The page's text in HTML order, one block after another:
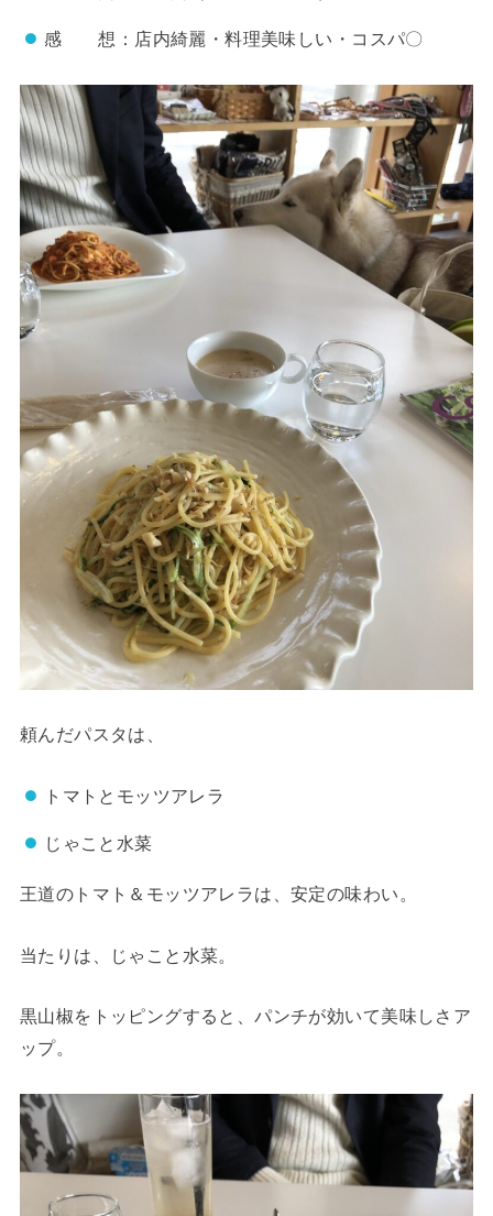
感 想：店内綺麗・料理美味しい・コスパ〇
頼んだパスタは、
トマトとモッツアレラ
じゃこと水菜
王道のトマト＆モッツアレラは、安定の味わい。
当たりは、じゃこと水菜。
黒山椒をトッピングすると、パンチが効いて美味しさア
ップ。